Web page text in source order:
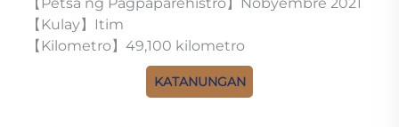
【Kulay】Itim
【Kilometro】49,100 kilometro
KATANUNGAN